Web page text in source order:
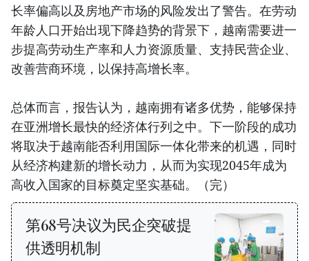
长率偏高以及房地产市场的风险发出了警告。在劳动
年龄人口开始出现下降趋势的背景下，越南需要进一
步提高劳动生产率和人力资源质量、支持民营企业、
改善营商环境，以保持高增长率。
总体而言，报告认为，越南拥有诸多优势，能够保持
在亚洲增长最快的经济体行列之中。下一阶段的成功
将取决于越南能否利用国际一体化带来的机遇，同时
从经济构建新的增长动力，从而为实现2045年成为
高收入国家的目标奠定坚实基础。（完）
第68号决议为民企突破提
供透明机制